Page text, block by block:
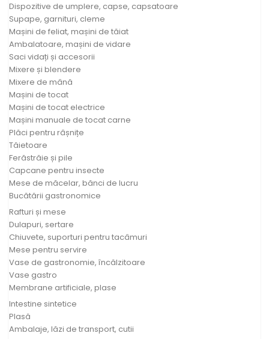
Dispozitive de umplere, capse, capsatoare
Supape, garnituri, cleme
Mașini de feliat, mașini de tăiat
Ambalatoare, mașini de vidare
Saci vidați și accesorii
Mixere și blendere
Mixere de mână
Mașini de tocat
Mașini de tocat electrice
Mașini manuale de tocat carne
Plăci pentru râșnițe
Tăietoare
Ferăstrăie și pile
Capcane pentru insecte
Mese de măcelar, bănci de lucru
Bucătării gastronomice
Rafturi și mese
Dulapuri, sertare
Chiuvete, suporturi pentru tacâmuri
Mese pentru servire
Vase de gastronomie, încălzitoare
Vase gastro
Membrane artificiale, plase
Intestine sintetice
Plasă
Ambalaje, lăzi de transport, cutii